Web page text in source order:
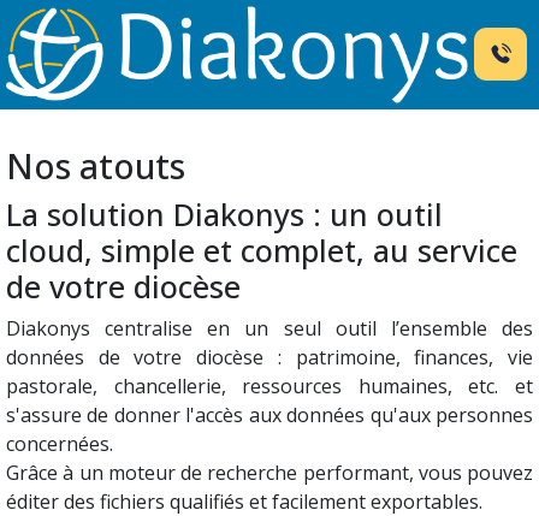
Nos atouts
La solution Diakonys : un outil
cloud, simple et complet, au service
de votre diocèse
Diakonys centralise en un seul outil l’ensemble des
données de votre diocèse : patrimoine, finances, vie
pastorale, chancellerie, ressources humaines, etc. et
s'assure de donner l'accès aux données qu'aux personnes
concernées.
Grâce à un moteur de recherche performant, vous pouvez
éditer des fichiers qualifiés et facilement exportables.